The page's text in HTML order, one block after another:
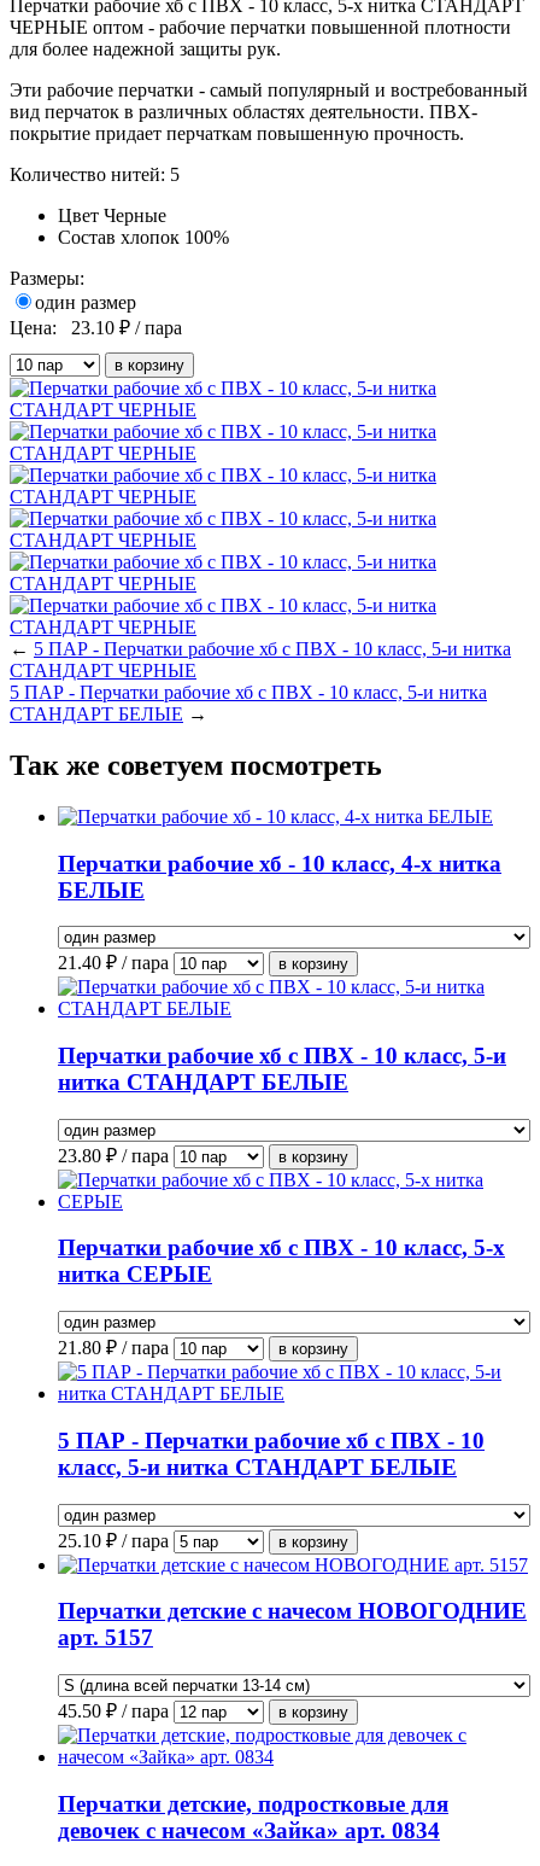
Перчатки рабочие хб с ПВХ - 10 класс, 5-х нитка СТАНДАРТ
ЧЕРНЫЕ оптом - рабочие перчатки повышенной плотности
для более надежной защиты рук.
Эти рабочие перчатки - самый популярный и востребованный
вид перчаток в различных областях деятельности. ПВХ-
покрытие придает перчаткам повышенную прочность.
Количество нитей: 5
Цвет Черные
Состав хлопок 100%
Размеры:
один размер
Цена:
23.10 ₽ / пара
← 5 ПАР - Перчатки рабочие хб с ПВХ - 10 класс, 5-и нитка
СТАНДАРТ ЧЕРНЫЕ
5 ПАР - Перчатки рабочие хб с ПВХ - 10 класс, 5-и нитка
СТАНДАРТ БЕЛЫЕ →
Так же советуем посмотреть
Перчатки рабочие хб - 10 класс, 4-х нитка
БЕЛЫЕ
21.40 ₽ / пара
Перчатки рабочие хб с ПВХ - 10 класс, 5-и
нитка СТАНДАРТ БЕЛЫЕ
23.80 ₽ / пара
Перчатки рабочие хб с ПВХ - 10 класс, 5-х
нитка СЕРЫЕ
21.80 ₽ / пара
5 ПАР - Перчатки рабочие хб с ПВХ - 10
класс, 5-и нитка СТАНДАРТ БЕЛЫЕ
25.10 ₽ / пара
Перчатки детские с начесом НОВОГОДНИЕ
арт. 5157
45.50 ₽ / пара
Перчатки детские, подростковые для
девочек с начесом «Зайка» арт. 0834